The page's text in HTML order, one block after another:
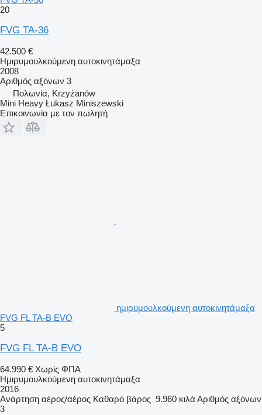
20
FVG TA-36
42.500 €
Ημιρυμουλκούμενη αυτοκινητάμαξα
2008
Αριθμός αξόνων 3
Πολωνία, Krzyżanów
Mini Heavy Łukasz Miniszewski
Επικοινωνία με τον πωλητή
ημιρυμουλκούμενη αυτοκινητάμαξα
FVG FL TA-B EVO
5
FVG FL TA-B EVO
64.990 € Χωρίς ΦΠΑ
Ημιρυμουλκούμενη αυτοκινητάμαξα
2016
Ανάρτηση αέρος/αέρος Καθαρό βάρος 9.960 κιλά Αριθμός αξόνων
3